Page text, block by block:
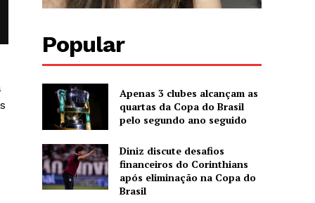
Popular
Apenas 3 clubes alcançam as
quartas da Copa do Brasil
pelo segundo ano seguido
Diniz discute desafios
financeiros do Corinthians
após eliminação na Copa do
Brasil